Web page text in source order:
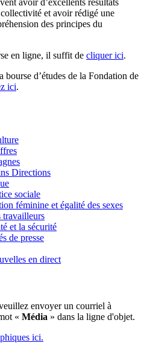
et avoir rédigé une
des principes du
en ligne, il suffit de cliquer ici.
bourse d’études de la Fondation de
ici.
Directions
sociale
féminine et égalité des sexes
travailleurs
et la sécurité
de presse
en direct
envoyer un courriel à
« Média » dans la ligne d'objet.
ici.